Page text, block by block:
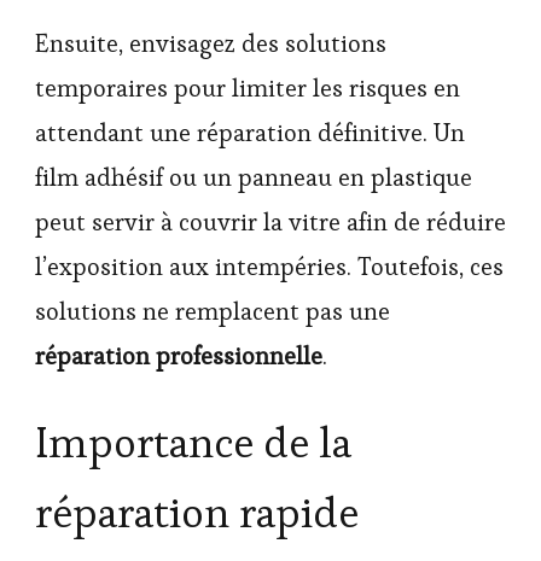
Ensuite, envisagez des solutions
temporaires pour limiter les risques en
attendant une réparation définitive. Un
film adhésif ou un panneau en plastique
peut servir à couvrir la vitre afin de réduire
l’exposition aux intempéries. Toutefois, ces
solutions ne remplacent pas une
réparation professionnelle.
Importance de la
réparation rapide